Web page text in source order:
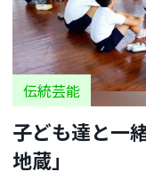
伝統芸能
子ども達と一
地蔵」